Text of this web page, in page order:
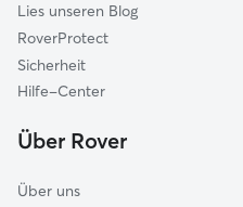
Dossenheim
Eppelheim
Waibstadt
Lies unseren Blog
RoverProtect
Sicherheit
Hilfe-Center
Über Rover
Über uns